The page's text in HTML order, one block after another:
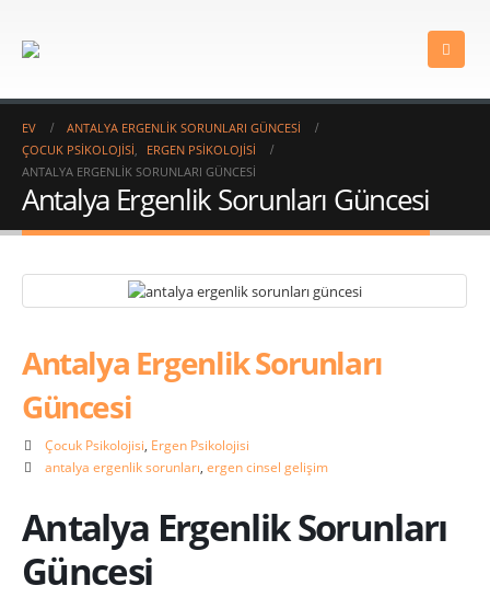
EV
ANTALYA ERGENLIK SORUNLARI GÜNCESI
ÇOCUK PSIKOLOJISI,
ERGEN PSIKOLOJISI
ANTALYA ERGENLIK SORUNLARI GÜNCESI
Antalya Ergenlik Sorunları Güncesi
Antalya Ergenlik Sorunları
Güncesi
Çocuk Psikolojisi Ergen Psikolojisi
antalya ergenlik sorunları ergen cinsel gelişim
Antalya Ergenlik Sorunları
Güncesi